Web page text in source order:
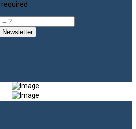
required
Newsletter